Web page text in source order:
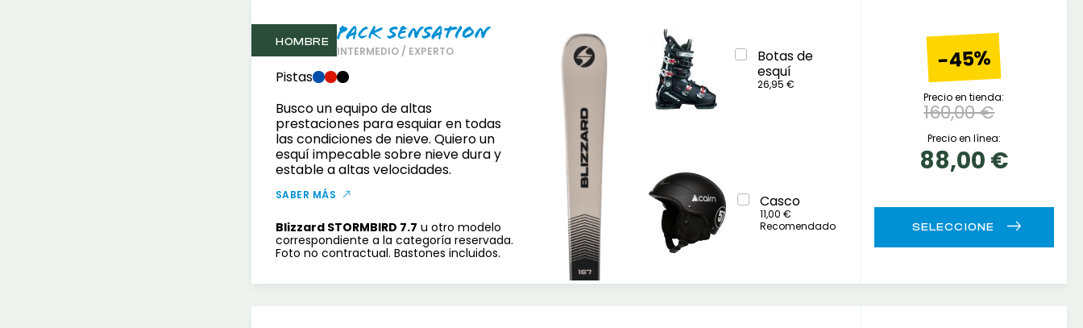
HOMBRE Pack Sensation
INTERMEDIO / EXPERTO
Pistas
Busco un equipo de altas
prestaciones para esquiar en todas
las condiciones de nieve. Quiero un
esquí impecable sobre nieve dura y
estable a altas velocidades.
SABER MÁS
Blizzard STORMBIRD 7.7 u otro modelo
correspondiente a la categoría reservada.
Foto no contractual. Bastones incluidos.
Botas de
esquí
26,95 €
Casco
11,00 €
Recomendado
-45%
Precio en tienda:
160,00 €
Precio en línea:
88,00 €